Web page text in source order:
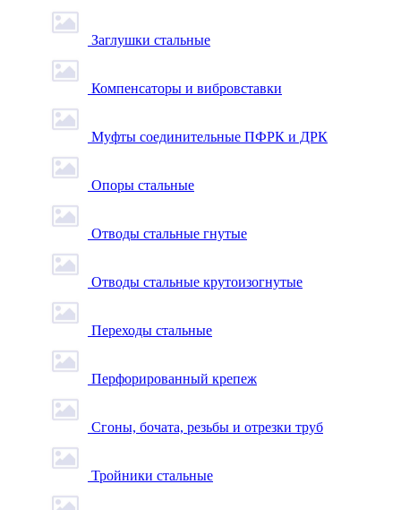
Заглушки стальные
Компенсаторы и вибровставки
Муфты соединительные ПФРК и ДРК
Опоры стальные
Отводы стальные гнутые
Отводы стальные крутоизогнутые
Переходы стальные
Перфорированный крепеж
Сгоны, бочата, резьбы и отрезки труб
Тройники стальные